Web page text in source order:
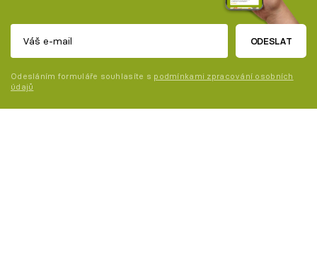
ODESLAT
Odesláním formuláře souhlasíte s podmínkami zpracování osobních
údajů